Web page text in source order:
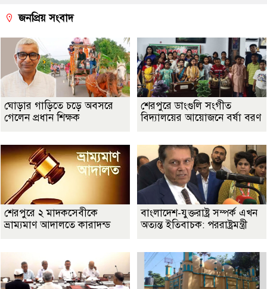
জনপ্রিয় সংবাদ
ঘোড়ার গাড়িতে চড়ে অবসরে
গেলেন প্রধান শিক্ষক
শেরপুরে ডাংগুলি সংগীত
বিদ্যালয়ের আয়োজনে বর্ষা বরণ
শেরপুরে ২ মাদকসেবীকে
ভ্রাম্যমাণ আদালতে কারাদন্ড
বাংলাদেশ-যুক্তরাষ্ট্র সম্পর্ক এখন
অত্যন্ত ইতিবাচক: পররাষ্ট্রমন্ত্রী